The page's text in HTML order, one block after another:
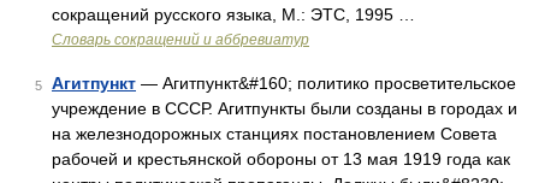
сокращений русского языка, М.: ЭТС, 1995 …
Словарь сокращений и аббревиатур
5 Агитпункт — Агитпункт&#160; политико просветительское
учреждение в СССР. Агитпункты были созданы в городах и
на железнодорожных станциях постановлением Совета
рабочей и крестьянской обороны от 13 мая 1919 года как